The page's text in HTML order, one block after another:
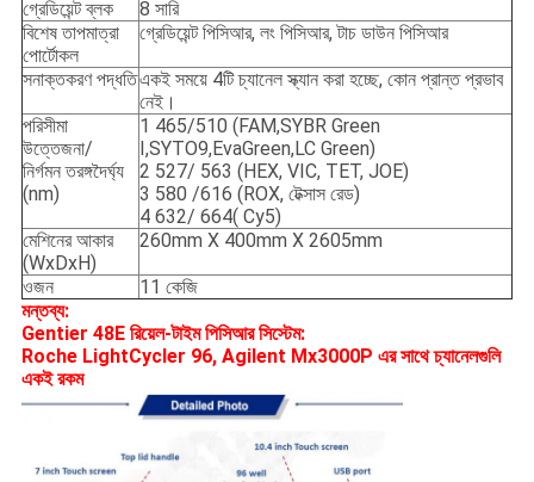
গ্রেডিয়েন্ট ব্লক
8 সারি
বিশেষ তাপমাত্রা
পোর্টোকল
গ্রেডিয়েন্ট পিসিআর, লং পিসিআর, টাচ ডাউন পিসিআর
সনাক্তকরণ পদ্ধতিএকই সময়ে 4টি চ্যানেল স্ক্যান করা হচ্ছে, কোন প্রান্ত প্রভাব
নেই।
পরিসীমা
উত্তেজনা/
নির্গমন তরঙ্গদৈর্ঘ্য
(nm)
1 465/510 (FAM,SYBR Green
I,SYTO9,EvaGreen,LC Green)
2 527/ 563 (HEX, VIC, TET, JOE)
3 580 /616 (ROX, টেক্সাস রেড)
4 632/ 664( Cy5)
মেশিনের আকার
(WxDxH)
260mm X 400mm X 2605mm
ওজন
11 কেজি
মন্তব্য:
Gentier 48E রিয়েল-টাইম পিসিআর সিস্টেম:
Roche LightCycler 96, Agilent Mx3000P এর সাথে চ্যানেলগুলি
একই রকম